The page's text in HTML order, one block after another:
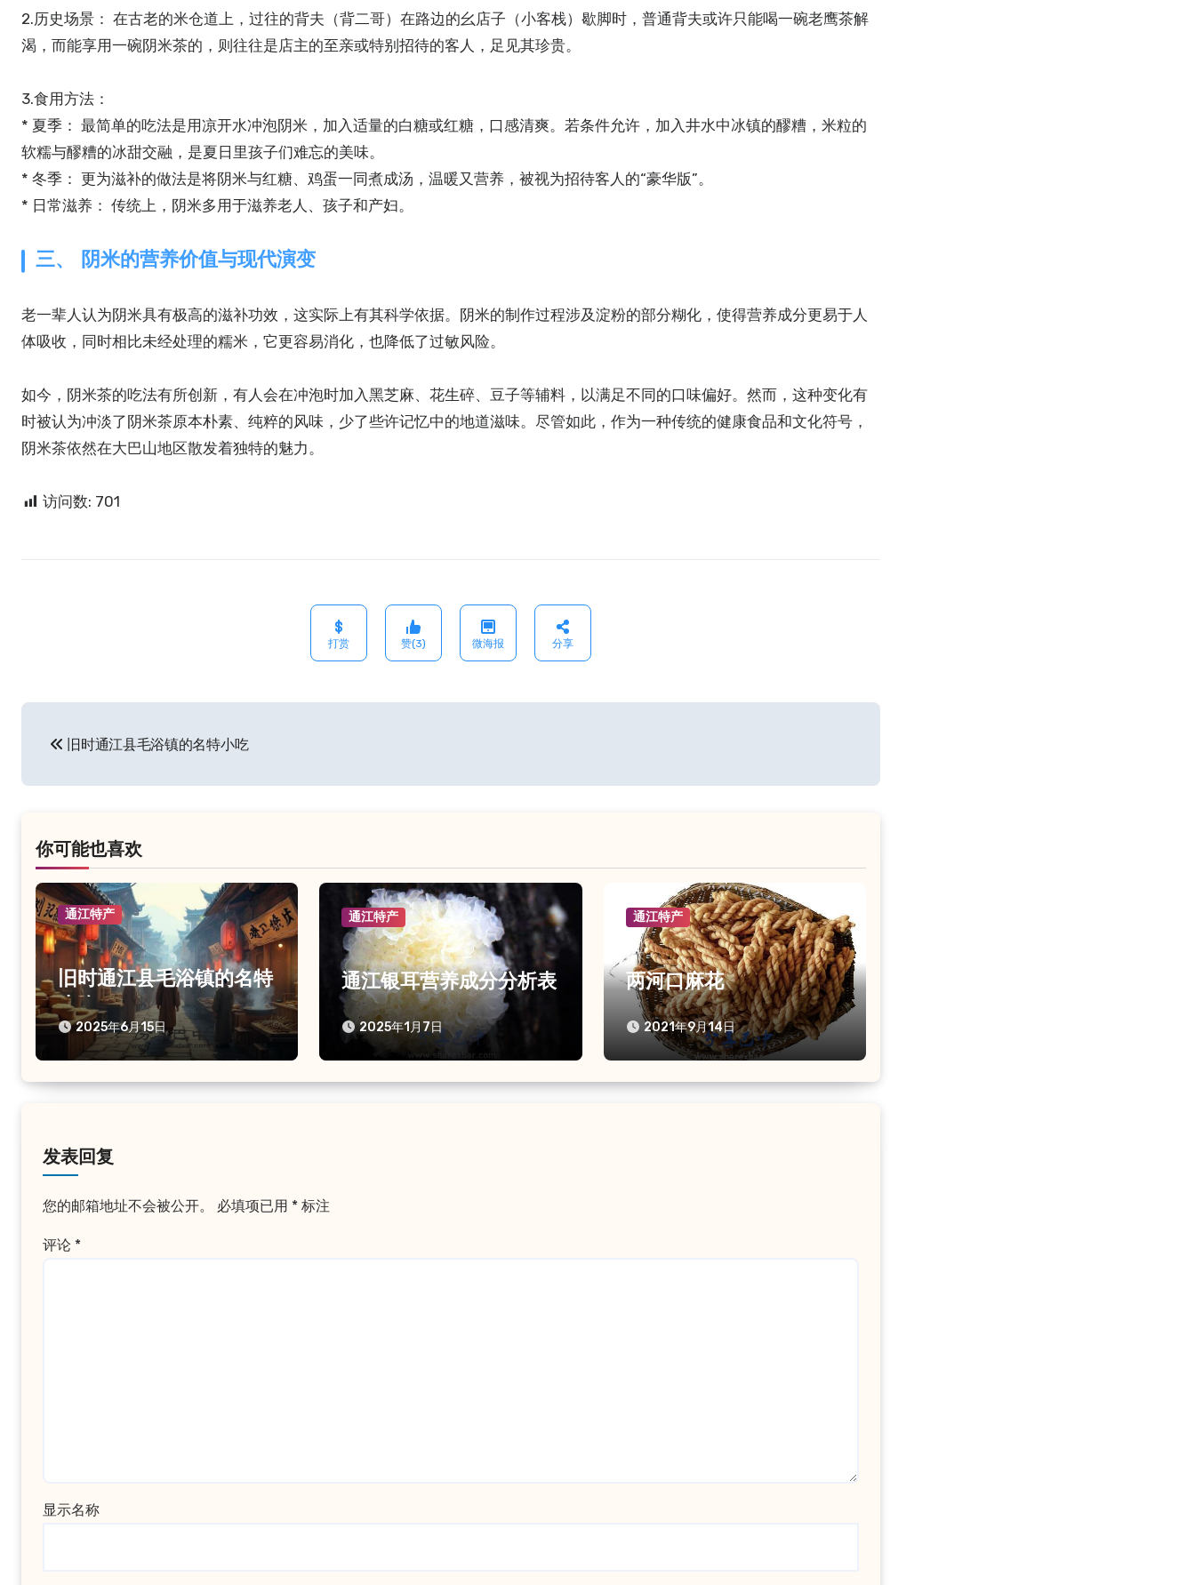
2.历史场景： 在古老的米仓道上，过往的背夫（背二哥）在路边的幺店子（小客栈）歇脚时，普通背夫或许只能喝一碗老鹰茶解
渴，而能享用一碗阴米茶的，则往往是店主的至亲或特别招待的客人，足见其珍贵。
3.食用方法：
* 夏季： 最简单的吃法是用凉开水冲泡阴米，加入适量的白糖或红糖，口感清爽。若条件允许，加入井水中冰镇的醪糟，米粒的
软糯与醪糟的冰甜交融，是夏日里孩子们难忘的美味。
* 冬季： 更为滋补的做法是将阴米与红糖、鸡蛋一同煮成汤，温暖又营养，被视为招待客人的“豪华版”。
* 日常滋养： 传统上，阴米多用于滋养老人、孩子和产妇。
三、 阴米的营养价值与现代演变
老一辈人认为阴米具有极高的滋补功效，这实际上有其科学依据。阴米的制作过程涉及淀粉的部分糊化，使得营养成分更易于人
体吸收，同时相比未经处理的糯米，它更容易消化，也降低了过敏风险。
如今，阴米茶的吃法有所创新，有人会在冲泡时加入黑芝麻、花生碎、豆子等辅料，以满足不同的口味偏好。然而，这种变化有
时被认为冲淡了阴米茶原本朴素、纯粹的风味，少了些许记忆中的地道滋味。尽管如此，作为一种传统的健康食品和文化符号，
阴米茶依然在大巴山地区散发着独特的魅力。
访问数: 701
打赏 赞(3) 微海报 分享
文
旧时通江县毛浴镇的名特小吃
你可能也喜欢
通江特产
旧时通江县毛浴镇的名特
小吃
2025年6月15日
通江特产
通江银耳营养成分分析表
2025年1月7日
通江特产
两河口麻花
2021年9月14日
发表回复
您的邮箱地址不会被公开。 必填项已用 * 标注
评论 *
显示名称